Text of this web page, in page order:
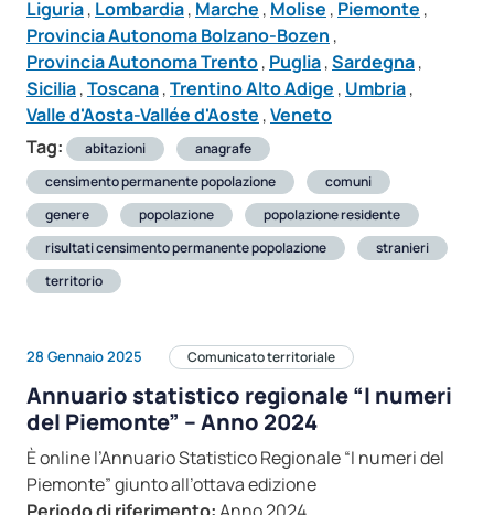
Liguria, Lombardia, Marche , Molise , Piemonte ,
Provincia Autonoma Bolzano-Bozen ,
Provincia Autonoma Trento, Puglia,Sardegna,
Sicilia,Toscana,Trentino Alto Adige , Umbria,
Valle d'Aosta-Vallée d'Aoste ,Veneto
Tag:
abitazioni
anagrafe
censimento permanente popolazione
comuni
genere
popolazione
popolazione residente
risultati censimento permanente popolazione
stranieri
territorio
28 Gennaio 2025 Comunicato territoriale
Annuario statistico regionale “I numeri
del Piemonte” – Anno 2024
È online l’Annuario Statistico Regionale “I numeri del
Piemonte” giunto all’ottava edizione